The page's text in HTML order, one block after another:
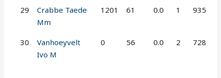
29
Crabbe Taede
Mm
1201 61 0.0 1 935
30
Vanhoeyvelt
Ivo M
0 56 0.0 2 728